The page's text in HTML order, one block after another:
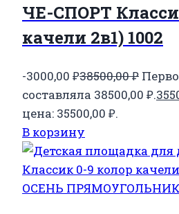
ЧЕ-СПОРТ
качели 2в1) 1002
-3000,00 ₽38500,00₽
составляла 38500,00 ₽.
цена: 35500,00 ₽.
В корзину